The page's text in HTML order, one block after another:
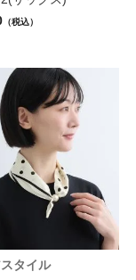
（税込）
タイル